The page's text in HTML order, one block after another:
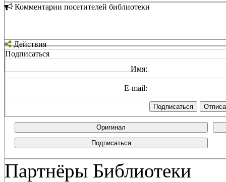
Комментарии посетителей библиотеки
Действия
Подписаться
Имя:
E-mail:
Оригинал
Подписаться
Партнёры Библиотеки